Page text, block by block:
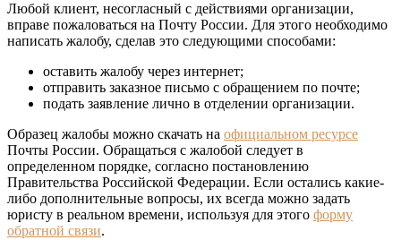
Любой клиент, несогласный с действиями организации,
вправе пожаловаться на Почту России. Для этого необходимо
написать жалобу, сделав это следующими способами:
оставить жалобу через интернет;
отправить заказное письмо с обращением по почте;
подать заявление лично в отделении организации.
Образец жалобы можно скачать на официальном ресурсе
Почты России. Обращаться с жалобой следует в
определенном порядке, согласно постановлению
Правительства Российской Федерации. Если остались какие-
либо дополнительные вопросы, их всегда можно задать
юристу в реальном времени, используя для этого форму
обратной связи.